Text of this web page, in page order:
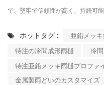
で、堅牢で信頼性が高く、持続可
ホットタグ :
亜鉛メッ
特注の冷間成形雨樋
冷
特注亜鉛メッキ雨樋プロファ
金属製雨どいのカスタマイズ